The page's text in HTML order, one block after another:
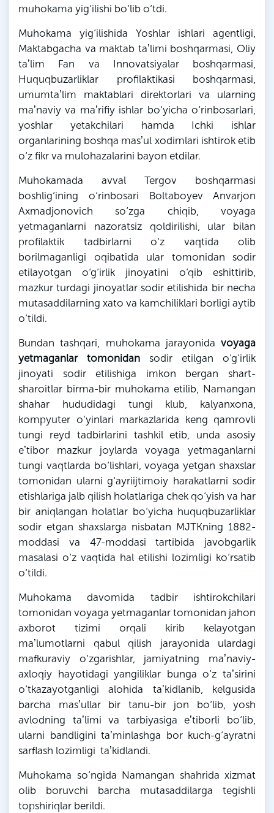
muhokama yig‘ilishi bo‘lib o‘tdi.
Muhokama yig‘ilishida Yoshlar ishlari agentligi,
Maktabgacha va maktab taʼlimi boshqarmasi, Oliy
taʼlim Fan va Innovatsiyalar boshqarmasi,
Huquqbuzarliklar profilaktikasi boshqarmasi,
umumtaʼlim maktablari direktorlari va ularning
maʼnaviy va maʼrifiy ishlar bo‘yicha o‘rinbosarlari,
yoshlar yetakchilari hamda Ichki ishlar
organlarining boshqa masʼul xodimlari ishtirok etib
o‘z fikr va mulohazalarini bayon etdilar.
Muhokamada avval Tergov boshqarmasi
boshlig‘ining o‘rinbosari Boltaboyev Anvarjon
Axmadjonovich so‘zga chiqib, voyaga
yetmaganlarni nazoratsiz qoldirilishi, ular bilan
profilaktik tadbirlarni o‘z vaqtida olib
borilmaganligi oqibatida ular tomonidan sodir
etilayotgan o‘g‘irlik jinoyatini o‘qib eshittirib,
mazkur turdagi jinoyatlar sodir etilishida bir necha
mutasaddilarning xato va kamchiliklari borligi aytib
o‘tildi.
Bundan tashqari, muhokama jarayonida voyaga
yetmaganlar tomonidan sodir etilgan o‘g‘irlik
jinoyati sodir etilishiga imkon bergan shart-
sharoitlar birma-bir muhokama etilib, Namangan
shahar hududidagi tungi klub, kalyanxona
kompyuter o‘yinlari markazlarida keng qamrovli
tungi reyd tadbirlarini tashkil etib, unda asosiy
eʼtibor mazkur joylardavoyaga yetmaganlarni
tungi vaqtlarda bo‘lishlari,voyaga yetgan shaxslar
tomonidan ularni g‘ayriijtimoiy harakatlarni sodir
etishlariga jalb qilish holatlariga chek qo‘yish va har
bir aniqlangan holatlar bo‘yicha huquqbuzarliklar
sodir etgan shaxslarga nisbatan MJTKning 1882-
moddasi va 47-moddasi tartibida javobgarlik
masalasi o‘z vaqtida hal etilishi lozimligi ko‘rsatib
o‘tildi.
Muhokama davomida tadbir ishtirokchilari
tomonidan voyaga yetmaganlar tomonidan jahon
axborot tizimi orqali kirib kelayotgan
maʼlumotlarni qabul qilish jarayonida ulardagi
mafkuraviy o‘zgarishlar, jamiyatning maʼnaviy-
axloqiy hayotidagi yangiliklar bunga o‘z taʼsirini
o‘tkazayotganligi alohida taʼkidlanib, kelgusida
barcha masʼullar bir tanu-bir jon bo‘lib, yosh
avlodning taʼlimi va tarbiyasiga eʼtiborli bo‘lib,
ularni bandligini taʼminlashga bor kuch-g‘ayratni
sarflash lozimligi taʼkidlandi.
Muhokama so‘ngida Namangan shahrida xizmat
olib boruvchi barcha mutasaddilarga tegishli
topshiriqlar berildi.